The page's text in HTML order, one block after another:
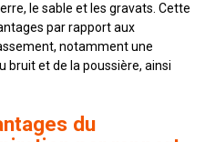
le sable et les gravats. Cette
par rapport aux
notamment une
bruit et de la poussière, ainsi
du